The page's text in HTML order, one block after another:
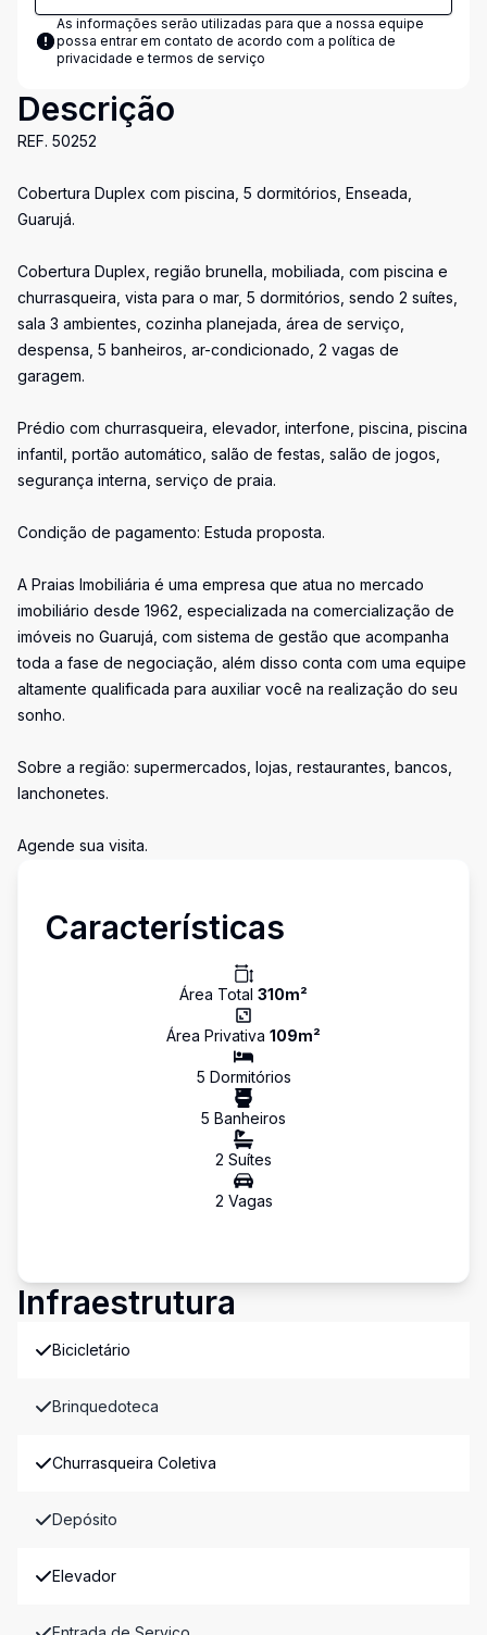
As informações serão utilizadas para que a nossa equipe
possa entrar em contato de acordo com a política de
privacidade e termos de serviço
Descrição
REF. 50252
Cobertura Duplex com piscina, 5 dormitórios, Enseada,
Guarujá.
Cobertura Duplex, região brunella, mobiliada, com piscina e
churrasqueira, vista para o mar, 5 dormitórios, sendo 2 suítes,
sala 3 ambientes, cozinha planejada, área de serviço,
despensa, 5 banheiros, ar-condicionado, 2 vagas de
garagem.
Prédio com churrasqueira, elevador, interfone, piscina, piscina
infantil, portão automático, salão de festas, salão de jogos,
segurança interna, serviço de praia.
Condição de pagamento: Estuda proposta.
A Praias Imobiliária é uma empresa que atua no mercado
imobiliário desde 1962, especializada na comercialização de
imóveis no Guarujá, com sistema de gestão que acompanha
toda a fase de negociação, além disso conta com uma equipe
altamente qualificada para auxiliar você na realização do seu
sonho.
Sobre a região: supermercados, lojas, restaurantes, bancos,
lanchonetes.
Agende sua visita.
Características
Área Total 310m²
Área Privativa 109m²
5 Dormitórios
5 Banheiros
2 Suítes
2 Vagas
Infraestrutura
Bicicletário
Brinquedoteca
Churrasqueira Coletiva
Depósito
Elevador